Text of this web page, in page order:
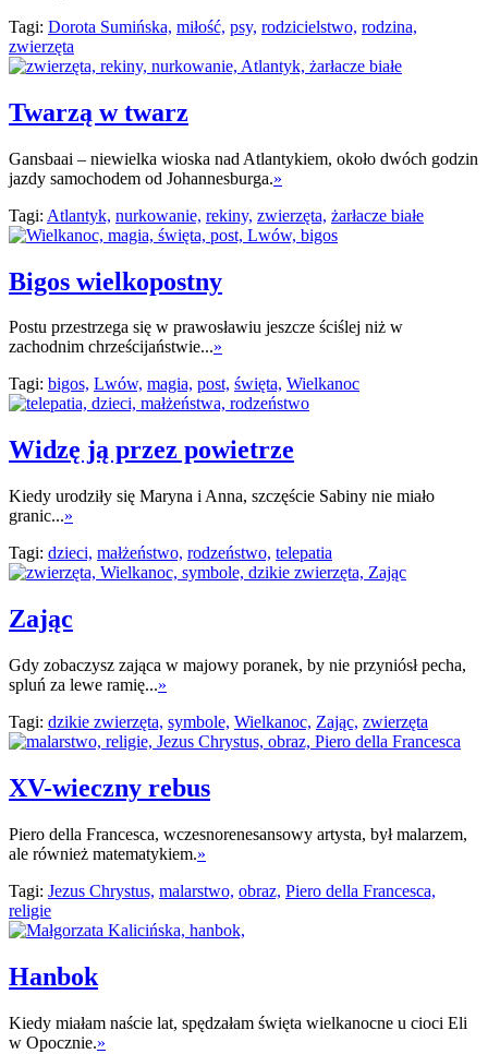
Tagi: Dorota Sumińska, miłość, psy, rodzicielstwo, rodzina,
zwierzęta
Twarzą w twarz
Gansbaai – niewielka wioska nad Atlantykiem, około dwóch godzin
jazdy samochodem od Johannesburga.»
Tagi: Atlantyk, nurkowanie, rekiny, zwierzęta, żarłacze białe
Bigos wielkopostny
Postu przestrzega się w prawosławiu jeszcze ściślej niż w
zachodnim chrześcijaństwie...»
Tagi: bigos, Lwów, magia, post, święta, Wielkanoc
Widzę ją przez powietrze
Kiedy urodziły się Maryna i Anna, szczęście Sabiny nie miało
granic...»
Tagi: dzieci, małżeństwo, rodzeństwo, telepatia
Zając
Gdy zobaczysz zająca w majowy poranek, by nie przyniósł pecha,
spluń za lewe ramię...»
Tagi: dzikie zwierzęta, symbole, Wielkanoc, Zając, zwierzęta
XV-wieczny rebus
Piero della Francesca, wczesnorenesansowy artysta, był malarzem,
ale również matematykiem.»
Tagi: Jezus Chrystus, malarstwo, obraz, Piero della Francesca,
religie
Hanbok
Kiedy miałam naście lat, spędzałam święta wielkanocne u cioci Eli
w Opocznie.»